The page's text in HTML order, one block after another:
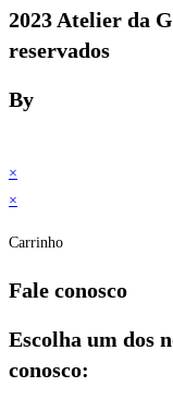
2023 Atelier da
reservados
By
×
×
Carrinho
Fale conosco
Escolha um dos
conosco: